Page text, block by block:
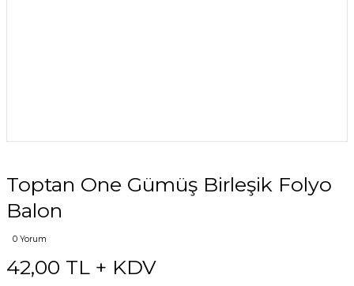
Toptan One Gümüş Birleşik Folyo
Balon
0 Yorum
42,00 TL + KDV